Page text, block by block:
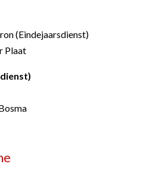
(Eindejaarsdienst)
Plaat